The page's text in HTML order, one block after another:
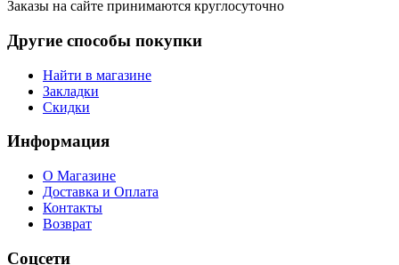
Заказы на сайте принимаются круглосуточно
Другие способы покупки
Найти в магазине
Закладки
Скидки
Информация
О Магазине
Доставка и Оплата
Контакты
Возврат
Соцсети